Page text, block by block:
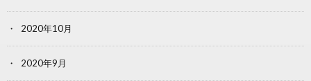
2020年10月
2020年9月